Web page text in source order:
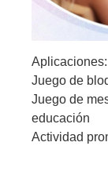
Aplicaciones:
Juego de
Juego de
educación
Actividad